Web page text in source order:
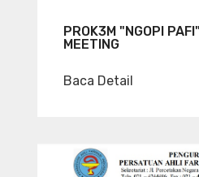
PROK3M "NGOPI
MEETING
Baca Detail